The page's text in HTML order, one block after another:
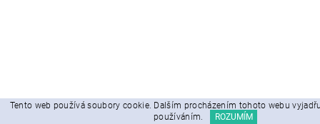
Tento web používá soubory cookie. Dalším procházením tohoto webu
používáním.
ROZUMÍM